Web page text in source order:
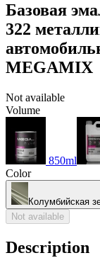
Базовая
322
MEGAMIX
Not available
Volume
850ml
Color
Колумбийская
Not available
Description